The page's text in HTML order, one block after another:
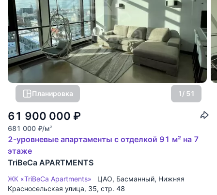
Планировка 1/ 51
61 900 000 ₽
681 000 ₽/м2
2-уровневые апартаменты с отделкой 91 м² на 7
этаже
TriBeCa APARTMENTS
ЖК «TriBeCa Apartments» ЦАО, Басманный, Нижняя
Красносельская улица, 35, стр. 48